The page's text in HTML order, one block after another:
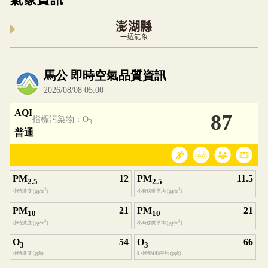
澎湖縣
一週氣象
內嵌空氣品質小工具為視覺預覽，完整即時空